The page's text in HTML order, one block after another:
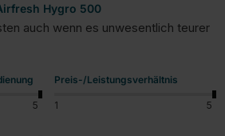
Hygro 500
auch wenn es unwesentlich teurer
5
Preis-/Leistungsverhältnis
1
5